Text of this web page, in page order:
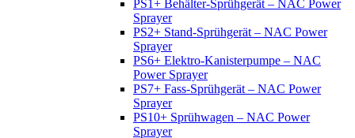
PS1+ Behälter-Sprühgerät – NAC Power
Sprayer
PS2+ Stand-Sprühgerät – NAC Power
Sprayer
PS6+ Elektro-Kanisterpumpe – NAC
Power Sprayer
PS7+ Fass-Sprühgerät – NAC Power
Sprayer
PS10+ Sprühwagen – NAC Power
Sprayer